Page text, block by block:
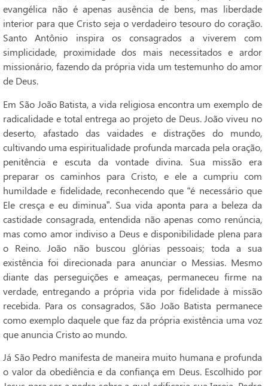
evangélica não é apenas ausência de bens, mas liberdade
interior para que Cristo seja o verdadeiro tesouro do coração.
Santo Antônio inspira os consagrados a viverem com
simplicidade, proximidade dos mais necessitados e ardor
missionário, fazendo da própria vida um testemunho do amor
de Deus.
Em São João Batista, a vida religiosa encontra um exemplo de
radicalidade e total entrega ao projeto de Deus. João viveu no
deserto, afastado das vaidades e distrações do mundo,
cultivando uma espiritualidade profunda marcada pela oração,
penitência e escuta da vontade divina. Sua missão era
preparar os caminhos para Cristo, e ele a cumpriu com
humildade e fidelidade, reconhecendo que “é necessário que
Ele cresça e eu diminua”. Sua vida aponta para a beleza da
castidade consagrada, entendida não apenas como renúncia,
mas como amor indiviso a Deus e disponibilidade plena para
o Reino. João não buscou glórias pessoais; toda a sua
existência foi direcionada para anunciar o Messias. Mesmo
diante das perseguições e ameaças, permaneceu firme na
verdade, entregando a própria vida por fidelidade à missão
recebida. Para os consagrados, São João Batista permanece
como exemplo daquele que faz da própria existência uma voz
que anuncia Cristo ao mundo.
Já São Pedro manifesta de maneira muito humana e profunda
o valor da obediência e da confiança em Deus. Escolhido por